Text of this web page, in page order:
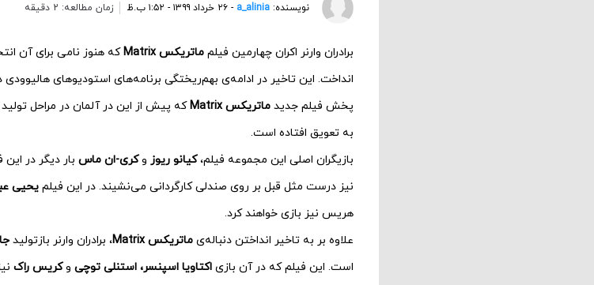
نویسنده: a_alinia - ۲۶ خرداد ۱۳۹۹ - ۱:۵۲ ب.ظ زمان مطالعه: 2 دقیقه
برادران وارنر اکران چهارمین فیلم ماتریکس Matrix
انداخت. این تاخیر در ادامه‌ی بهم‌ریختگی برنامه‌های استودیوهای
پخش فیلم جدید ماتریکس Matrix
به تعویق افتاده است.
بازیگران اصلی این مجموعه فیلم،کیانو ریوز وکری-ان ماس بار دیگر در
نیز درست مثل قبل بر روی صندلی کارگردانی می‌‌نشیند. در این فیلم یحیی
هریس نیز بازی خواهند کرد.
علاوه بر به تاخیر انداختن دنباله‌ی ماتریکس Matrix ، برادران وارنر بازتولید
است. این فیلم که در آن بازی اکتاویا اسپنسر، استنلی توچی وکریس راک